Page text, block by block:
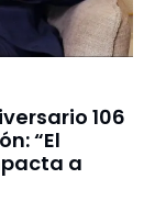
106
“El
a